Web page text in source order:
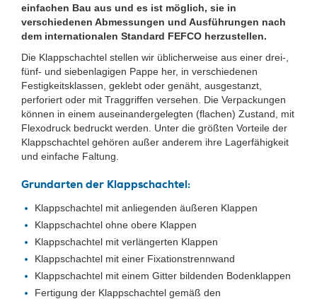
einfachen Bau aus und es ist möglich, sie in
verschiedenen Abmessungen und Ausführungen nach
dem internationalen Standard FEFCO herzustellen.
Die Klappschachtel stellen wir üblicherweise aus einer drei-,
fünf- und siebenlagigen Pappe her, in verschiedenen
Festigkeitsklassen, geklebt oder genäht, ausgestanzt,
perforiert oder mit Traggriffen versehen. Die Verpackungen
können in einem auseinandergelegten (flachen) Zustand, mit
Flexodruck bedruckt werden. Unter die größten Vorteile der
Klappschachtel gehören außer anderem ihre Lagerfähigkeit
und einfache Faltung.
Grundarten der Klappschachtel:
Klappschachtel mit anliegenden äußeren Klappen
Klappschachtel ohne obere Klappen
Klappschachtel mit verlängerten Klappen
Klappschachtel mit einer Fixationstrennwand
Klappschachtel mit einem Gitter bildenden Bodenklappen
Fertigung der Klappschachtel gemäß den